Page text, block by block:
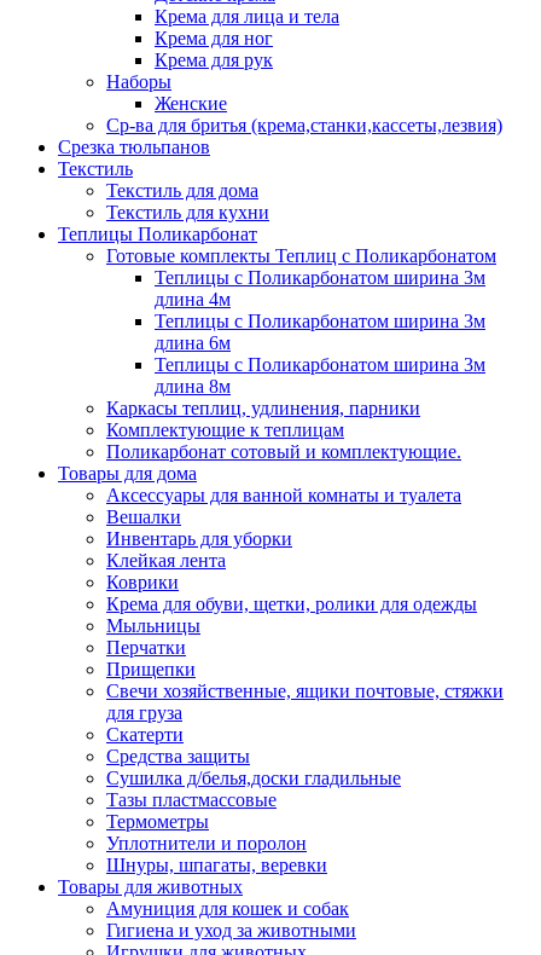
Крема для лица и тела
Крема для ног
Крема для рук
Наборы
Женские
Ср-ва для бритья (крема,станки,кассеты,лезвия)
Срезка тюльпанов
Текстиль
Текстиль для дома
Текстиль для кухни
Теплицы Поликарбонат
Готовые комплекты Теплиц с Поликарбонатом
Теплицы с Поликарбонатом ширина 3м
длина 4м
Теплицы с Поликарбонатом ширина 3м
длина 6м
Теплицы с Поликарбонатом ширина 3м
длина 8м
Каркасы теплиц, удлинения, парники
Комплектующие к теплицам
Поликарбонат сотовый и комплектующие.
Товары для дома
Аксессуары для ванной комнаты и туалета
Вешалки
Инвентарь для уборки
Клейкая лента
Коврики
Крема для обуви, щетки, ролики для одежды
Мыльницы
Перчатки
Прищепки
Свечи хозяйственные, ящики почтовые, стяжки
для груза
Скатерти
Средства защиты
Сушилка д/белья,доски гладильные
Тазы пластмассовые
Термометры
Уплотнители и поролон
Шнуры, шпагаты, веревки
Товары для животных
Амуниция для кошек и собак
Гигиена и уход за животными